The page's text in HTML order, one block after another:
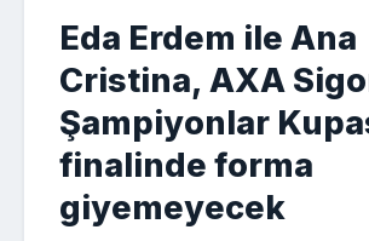
Eda Erdem ile Ana
Cristina, AXA
Şampiyonlar
finalinde forma
giyemeyecek